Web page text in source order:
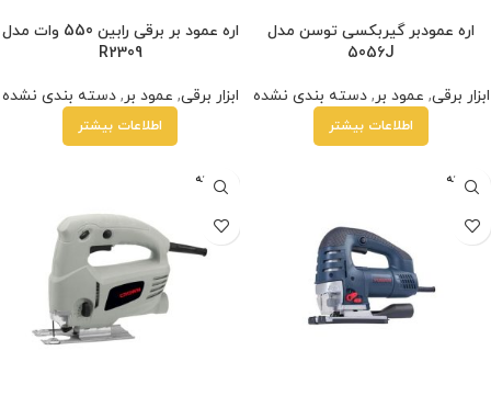
اره عمودبر گیربکسی توسن مدل
5056J
ابزار برقی, عمود بر,دسته بندی نشده
اطلاعات بیشتر
اره عمود بر برقی رابین 550 وات مدل
R2309‎
ابزار برقی, عمود بر,دسته بندی نشده
اطلاعات بیشتر
فروخته
شده
فروخته
شده